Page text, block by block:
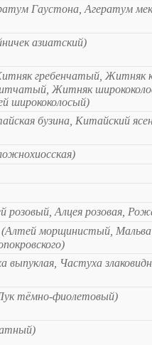
Гаустона, Агератум
азиатский)
гребенчатый, Житняк
Житняк
ширококолосый)
бузина, Китайский
розовый, Алцея розовая,
(Алтей морщинистый,
выпуклая, Частуха
тёмно-фиолетовый)